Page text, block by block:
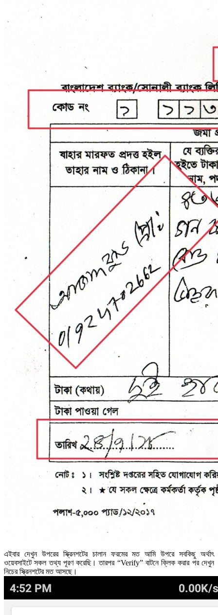
এইবার দেখুন উপরের স্ক্রিনশটের চালান ফরমের মত আমি উপরে সবকিছু অর্থাৎ
ওয়েবসাইটে সকল তথ্য পূরণ করেছি। তারপর “Verify” বাটনে ক্লিক করার পর দেখুন
নিচের স্ক্রিনশটের মত আসছে।